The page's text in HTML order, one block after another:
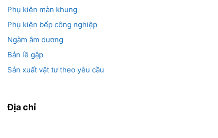
Phụ kiện màn khung
Phụ kiện bếp công nghiệp
Ngàm âm dương
Bản lề gập
Sản xuất vật tư theo yêu cầu
Địa chỉ